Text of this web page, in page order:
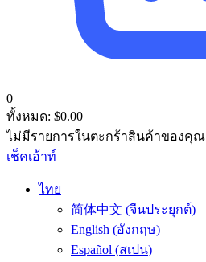
0
ทั้งหมด: $0.00
ไม่มีรายการในตะกร้าสินค้าของคุณ
เช็คเอ้าท์
ไทย
简体中文 (จีนประยุกต์)
English (อังกฤษ)
Español (สเปน)